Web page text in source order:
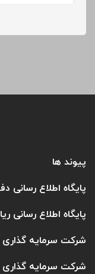
پیوند ها
پایگاه اطلاع رسانی
پایگاه اطلاع رسانی
شرکت سرمایه گذاری
شرکت سرمایه